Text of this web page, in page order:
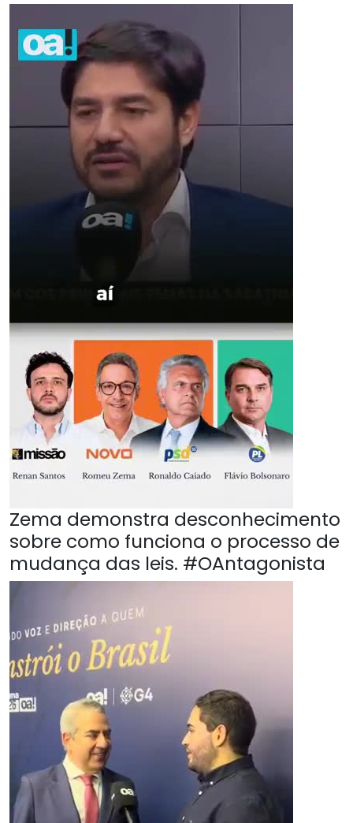
Zema demonstra desconhecimento
sobre como funciona o processo de
mudança das leis. #OAntagonista